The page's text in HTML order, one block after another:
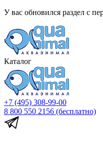
У вас обновился раздел с
Каталог
+7 (495) 308-99-00
8 800 550 2156 (бесплатно)